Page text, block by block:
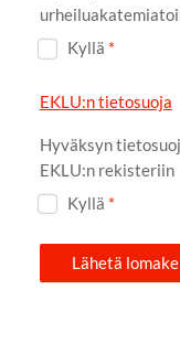
Kyllä *
EKLU:n tietosuoja
Hyväksyn
EKLU:n rekisteriin
Kyllä *
Lähetä lomake